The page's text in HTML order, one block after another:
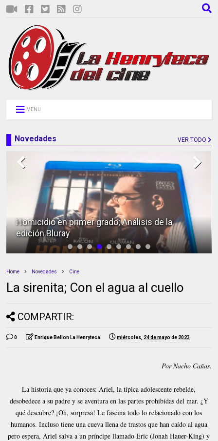
MENU
Novedades VER TODO
Homicidio en primer grado; Análisis de la
edición Bluray
Home Novedades Cine
La sirenita; Con el agua al cuello
COMPARTIR:
0 Enrique Bellon La Henryteca miércoles, 24 de mayo de 2023
Por Nacho Cañas.
La historia que ya conoces: Ariel, la típica adolescente rebelde,
desobedece a su padre y se aventura en las partes prohibidas del mar. ¿Y
qué descubre? ¡Oh, sorpresa! Le fascina todo lo relacionado con los
humanos. Incluso tiene una cueva llena de trastos que han caído al agua
pero espera, Ariel salva a un príncipe llamado Eric (Jonah Hauer-King) y